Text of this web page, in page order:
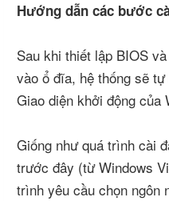
Hướng dẫn các bước
Sau khi thiết lập BIOS
vào ổ đĩa, hệ thống sẽ
Giao diện khởi động của
Giống như quá trình cài
trước đây (từ Windows
trình yêu cầu chọn ngôn